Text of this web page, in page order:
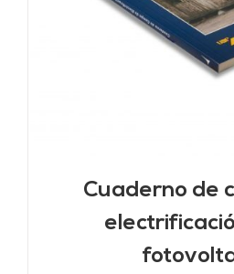
Cuaderno de